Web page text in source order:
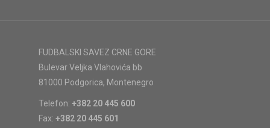
FUDBALSKI SAVEZ CRNE GORE
Bulevar Veljka Vlahovića bb
81000 Podgorica, Montenegro
Telefon: +382 20 445 600
Fax: +382 20 445 601